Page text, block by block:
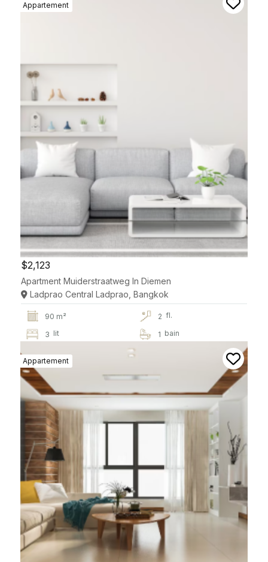
Appartement
$2,123
Apartment Muiderstraatweg In Diemen
Ladprao Central Ladprao, Bangkok
90 m² 2 fl.
3 lit 1 bain
Appartement